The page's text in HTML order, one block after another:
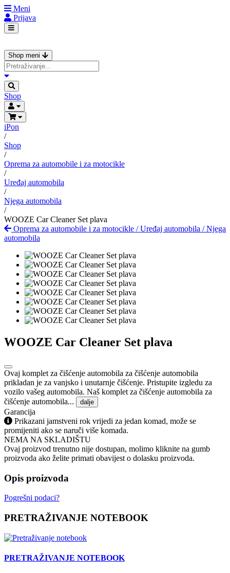
Meni
Prijava
Shop meni
Shop
iPon
/
Shop
/
Oprema za automobile i za motocikle
/
Uređaj automobila
/
Njega automobila
/
WOOZE Car Cleaner Set plava
Oprema za automobile i za motocikle /Uređaj automobila /Njega
automobila
WOOZE Car Cleaner Set plava
Ovaj komplet za čišćenje automobila za čišćenje automobila
prikladan je za vanjsko i unutarnje čišćenje. Pristupite izgledu za
vozilo vašeg automobila. Naš komplet za čišćenje automobila za
čišćenje automobila...
dalje
Garancija
Prikazani jamstveni rok vrijedi za jedan komad, može se
promijeniti ako se naruči više komada.
NEMA NA SKLADIŠTU
Ovaj proizvod trenutno nije dostupan, molimo kliknite na gumb
proizvoda ako želite primati obavijest o dolasku proizvoda.
Opis proizvoda
Pogrešni podaci?
PRETRAŽIVANJE NOTEBOOK
PRETRAŽIVANJE NOTEBOOK